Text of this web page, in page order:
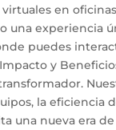
en
experiencia
puedes
y
la eficiencia
una nueva era